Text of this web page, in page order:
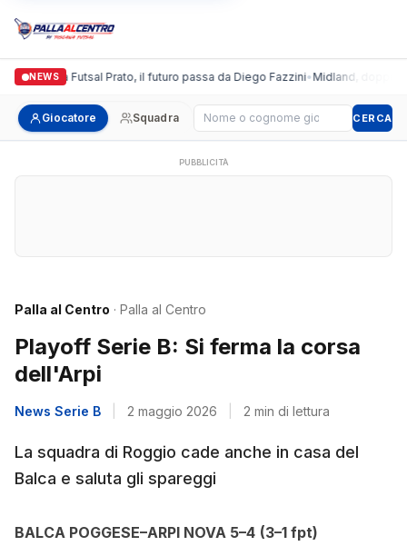
NEWS
Italgronda Futsal Prato, il futuro passa da Diego Fazzini•Midland, doppio
Giocatore Squadra Cerca giocatore CERCA
PUBBLICITÀ
Palla al Centro · Palla al Centro
Playoff Serie B: Si ferma la corsa
dell'Arpi
News Serie B 2 maggio 2026 2 min di lettura
La squadra di Roggio cade anche in casa del
Balca e saluta gli spareggi
BALCA POGGESE–ARPI NOVA 5–4 (3–1 fpt)